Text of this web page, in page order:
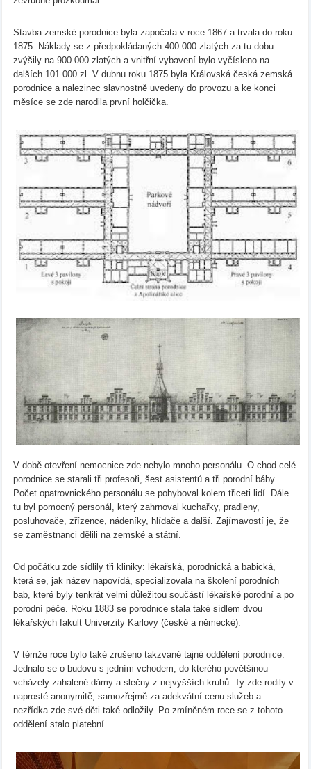
Stavba zemské porodnice byla započata v roce 1867 a trvala do roku
1875. Náklady se z předpokládaných 400 000 zlatých za tu dobu
zvýšily na 900 000 zlatých a vnitřní vybavení bylo vyčísleno na
dalších 101 000 zl. V dubnu roku 1875 byla Královská česká zemská
porodnice a nalezinec slavnostně uvedeny do provozu a ke konci
měsíce se zde narodila první holčička.
V době otevření nemocnice zde nebylo mnoho personálu. O chod celé
porodnice se starali tři profesoři, šest asistentů a tři porodní báby.
Počet opatrovnického personálu se pohyboval kolem třiceti lidí. Dále
tu byl pomocný personál, který zahrnoval kuchařky, pradleny,
posluhovače, zřízence, nádeníky, hlídače a další. Zajímavostí je, že
se zaměstnanci dělili na zemské a státní.
Od počátku zde sídlily tři kliniky: lékařská, porodnická a babická,
která se, jak název napovídá, specializovala na školení porodních
bab, které byly tenkrát velmi důležitou součástí lékařské porodní a po
porodní péče. Roku 1883 se porodnice stala také sídlem dvou
lékařských fakult Univerzity Karlovy (české a německé).
V témže roce bylo také zrušeno takzvané tajné oddělení porodnice.
Jednalo se o budovu s jedním vchodem, do kterého povětšinou
vcházely zahalené dámy a slečny z nejvyšších kruhů. Ty zde rodily v
naprosté anonymitě, samozřejmě za adekvátní cenu služeb a
nezřídka zde své děti také odložily. Po zmíněném roce se z tohoto
oddělení stalo platební.